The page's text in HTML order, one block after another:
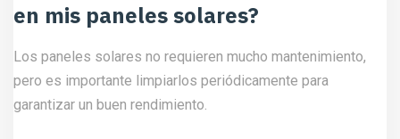
en mis paneles solares?
Los paneles solares no requieren mucho mantenimiento,
pero es importante limpiarlos periódicamente para
garantizar un buen rendimiento.